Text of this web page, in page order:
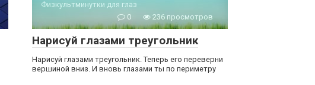
Физкультминутки для глаз
0
236 просмотров
Нарисуй глазами треугольник
Нарисуй глазами треугольник. Теперь его переверни
вершиной вниз. И вновь глазами ты по периметру